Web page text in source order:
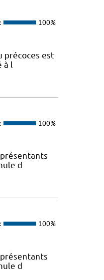
100%
précoces est
à l
100%
d
100%
d